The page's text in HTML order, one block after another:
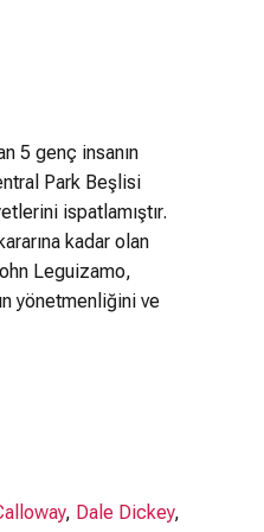
5 genç insanın
Park Beşlisi
ispatlamıştır.
kadar olan
Leguizamo,
yönetmenliğini ve
, Dale Dickey,